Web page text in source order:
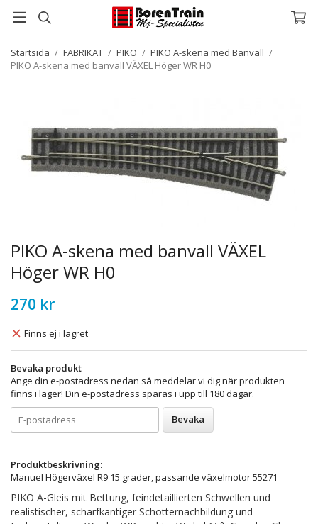
Startsida / FABRIKAT / PIKO / PIKO A-skena med Banvall /
PIKO A-skena med banvall VÄXEL Höger WR H0
PIKO A-skena med banvall VÄXEL
Höger WR H0
270 kr
Finns ej i lagret
Bevaka produkt
Ange din e-postadress nedan så meddelar vi dig när produkten
finns i lager! Din e-postadress sparas i upp till 180 dagar.
Bevaka
Produktbeskrivning:
Manuel Högerväxel R9 15 grader, passande växelmotor 55271
PIKO A-Gleis mit Bettung, feindetaillierten Schwellen und
realistischer, scharfkantiger Schotternachbildung und